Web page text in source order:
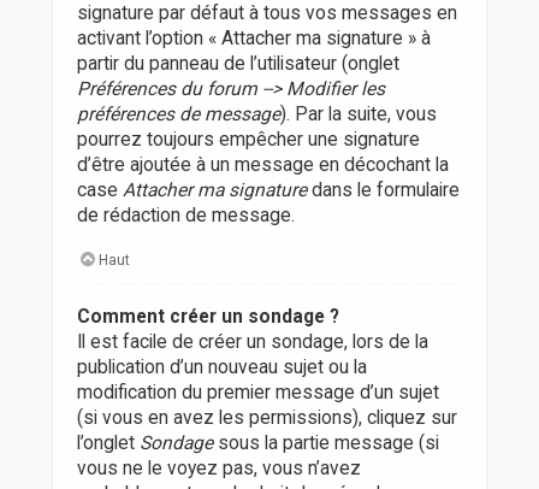
signature par défaut à tous vos messages en
activant l’option « Attacher ma signature » à
partir du panneau de l’utilisateur (onglet
Préférences du forum --> Modifier les
préférences de message). Par la suite, vous
pourrez toujours empêcher une signature
d’être ajoutée à un message en décochant la
case Attacher ma signaturedans le formulaire
de rédaction de message.
Haut
Comment créer un sondage ?
Il est facile de créer un sondage, lors de la
publication d’un nouveau sujet ou la
modification du premier message d’un sujet
(si vous en avez les permissions), cliquez sur
l’onglet Sondagesous la partie message (si
vous ne le voyez pas, vous n’avez